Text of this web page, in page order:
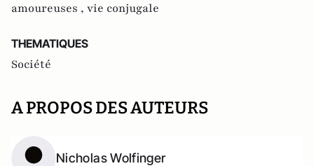
amoureuses , vie conjugale
THEMATIQUES
Société
A PROPOS DES AUTEURS
Nicholas Wolfinger